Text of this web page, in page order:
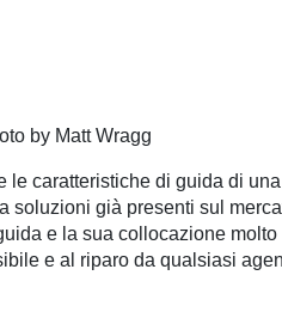
by Matt Wragg
caratteristiche di guida di
soluzioni già presenti sul
e la sua collocazione
e al riparo da qualsiasi